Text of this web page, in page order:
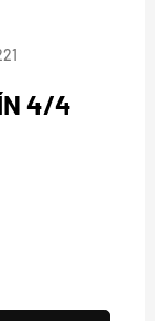
4/4